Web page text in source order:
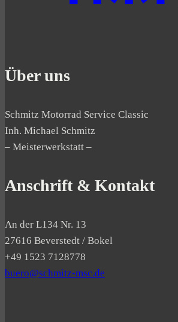
Über uns
Schmitz Motorrad Service Classic
Inh. Michael Schmitz
– Meisterwerkstatt –
Anschrift & Kontakt
An der L134 Nr. 13
27616 Beverstedt / Bokel
+49 1523 7128778
buero@schmitz-msc.de